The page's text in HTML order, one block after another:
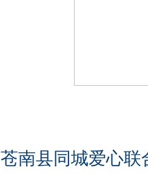
南县同城爱心联